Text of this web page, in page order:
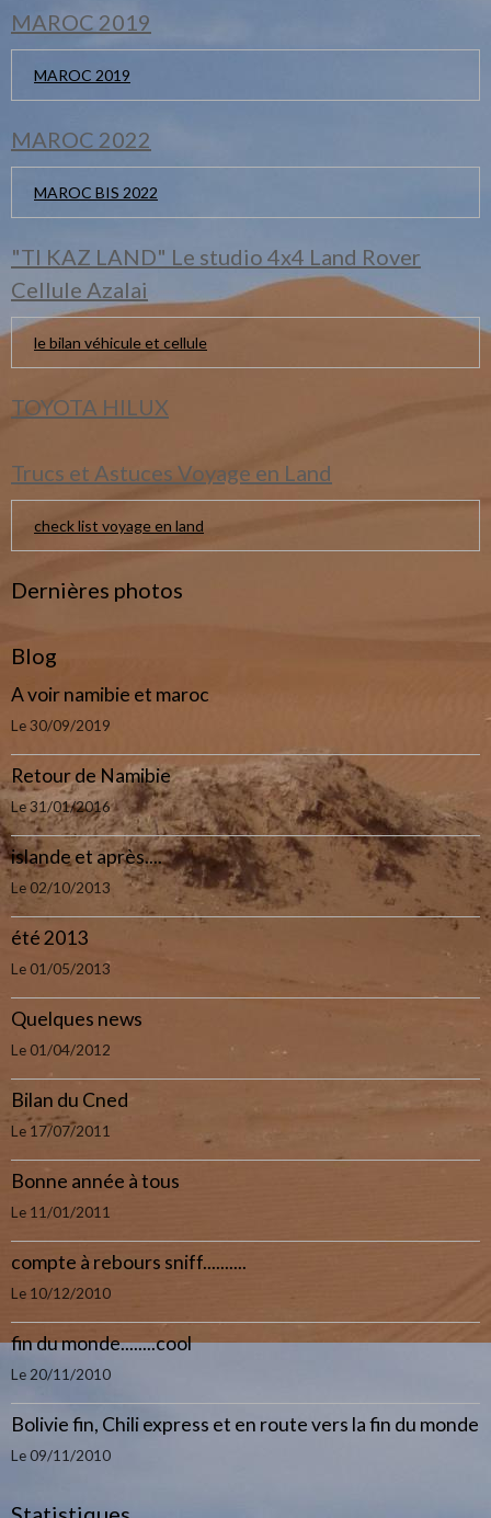
MAROC 2019
MAROC 2019
MAROC 2022
MAROC BIS 2022
"TI KAZ LAND" Le studio 4x4 Land Rover
Cellule Azalai
le bilan véhicule et cellule
TOYOTA HILUX
Trucs et Astuces Voyage en Land
check list voyage en land
Dernières photos
Blog
A voir namibie et maroc
Le 30/09/2019
Retour de Namibie
Le 31/01/2016
islande et après....
Le 02/10/2013
été 2013
Le 01/05/2013
Quelques news
Le 01/04/2012
Bilan du Cned
Le 17/07/2011
Bonne année à tous
Le 11/01/2011
compte à rebours sniff..........
Le 10/12/2010
fin du monde........cool
Le 20/11/2010
Bolivie fin, Chili express et en route vers la fin du monde
Le 09/11/2010